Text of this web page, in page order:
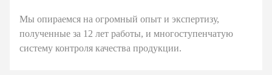
Мы опираемся на огромный опыт и экспертизу,
полученные за 12 лет работы, и многоступенчатую
систему контроля качества продукции.